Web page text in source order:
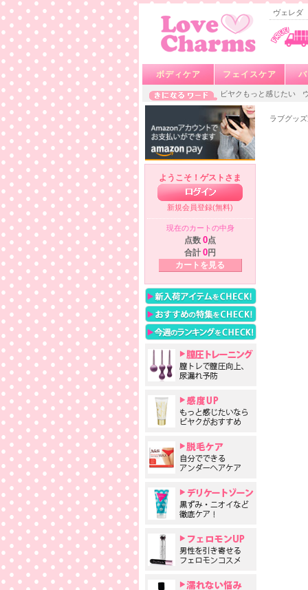
ヴェレダ
ボディケア フェイスケア
ビヤクもっと感じたい
ようこそ！ゲストさま
新規会員登録(無料)
現在のカートの中身
点数 0点
合計 0円
カートを見る
ラブグッ